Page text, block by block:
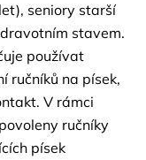
seniory starší
stavem.
používat
ručníků na písek,
V rámci
ručníky
písek